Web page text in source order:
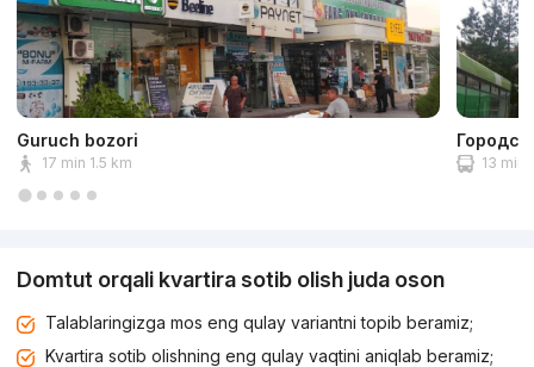
Guruch bozori
17 min 1.5 km 13 min
Domtut orqali kvartira sotib olish juda oson
Talablaringizga mos eng qulay variantni topib beramiz;
Kvartira sotib olishning eng qulay vaqtini aniqlab beramiz;